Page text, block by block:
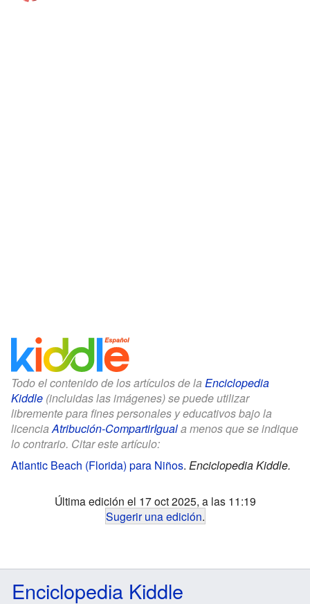
Todo el contenido de los artículos de la Enciclopedia
Kiddle (incluidas las imágenes) se puede utilizar
libremente para fines personales y educativos bajo la
licenciaAtribución-CompartirIguala menos que se indique
lo contrario. Citar este artículo:
Atlantic Beach (Florida) para Niños. Enciclopedia Kiddle.
Última edición el 17 oct 2025, a las 11:19
Sugerir una edición.
Enciclopedia Kiddle